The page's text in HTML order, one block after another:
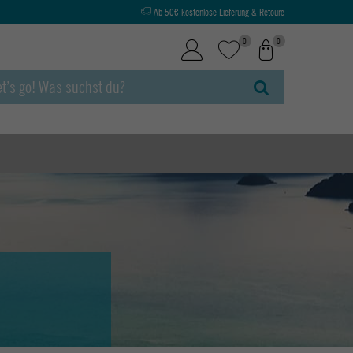
Ab 50€ kostenlose Lieferung & Retoure
0 0